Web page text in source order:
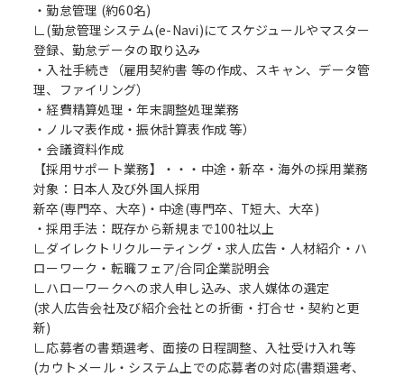
・勤怠管理 (約60名)
∟(勤怠管理システム(e-Navi)にてスケジュールやマスター
登録、勤怠データの取り込み
・入社手続き（雇用契約書 等の作成、スキャン、データ管
理、ファイリング）
・経費精算処理・年末調整処理業務
・ノルマ表作成・振休計算表作成 等）
・会議資料作成
【採用サポート業務】・・・中途・新卒・海外の採用業務
対象：日本人及び外国人採用
新卒(専門卒、大卒)・中途(専門卒、T短大、大卒)
・採用手法：既存から新規まで100社以上
∟ダイレクトリクルーティング・求人広告・人材紹介・ハ
ローワーク・転職フェア/合同企業説明会
∟ハローワークへの求人申し込み、求人媒体の選定
(求人広告会社及び紹介会社との折衝・打合せ・契約と更
新)
∟応募者の書類選考、面接の日程調整、入社受け入れ等
(カウトメール・システム上での応募者の対応(書類選考、